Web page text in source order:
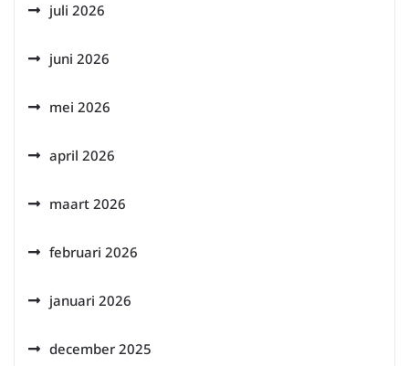
juli 2026
juni 2026
mei 2026
april 2026
maart 2026
februari 2026
januari 2026
december 2025